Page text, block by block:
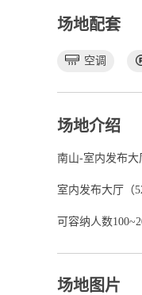
场地配套
空调
场地介绍
南山-室内发布
室内发布大厅（
可容纳人数
场地图片